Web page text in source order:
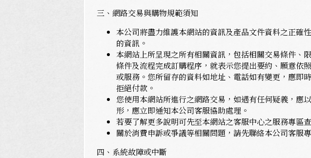
三、網路交易與購物規範須知
本公司將盡力維護本網站的資訊及產品文件資料之正確
的資訊。
本網站上所呈現之所有相關資訊，包括相關交易條件、
條件及流程完成訂購程序，就表示您提出要約、願意依
或服務。您所留存的資料如地址、電話如有變更，應即
拒絕付款。
您使用本網站所進行之網路交易，如遇有任何疑義，應
形，應立即通知本公司客服協助處理。
若要了解更多說明可先至本網站之客服中心之服務專區
關於消費申訴或爭議等相關問題，請先聯絡本公司客服
四、系統故障或中斷